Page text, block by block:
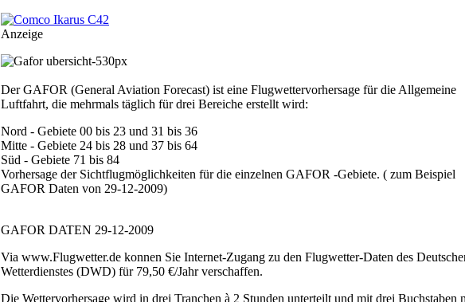
Anzeige
Der GAFOR (General Aviation Forecast) ist eine Flugwettervorhersage für die Allgemeine
Luftfahrt, die mehrmals täglich für drei Bereiche erstellt wird:
Nord - Gebiete 00 bis 23 und 31 bis 36
Mitte - Gebiete 24 bis 28 und 37 bis 64
Süd - Gebiete 71 bis 84
Vorhersage der Sichtflugmöglichkeiten für die einzelnen GAFOR -Gebiete. ( zum Beispiel
GAFOR Daten von 29-12-2009)
GAFOR DATEN 29-12-2009
Via www.Flugwetter.de konnen Sie Internet-Zugang zu den Flugwetter-Daten des
Wetterdienstes (DWD) für 79,50 €/Jahr verschaffen.
Die Wettervorhersage wird in drei Tranchen à 2 Stunden unterteilt und mit drei Buchstaben